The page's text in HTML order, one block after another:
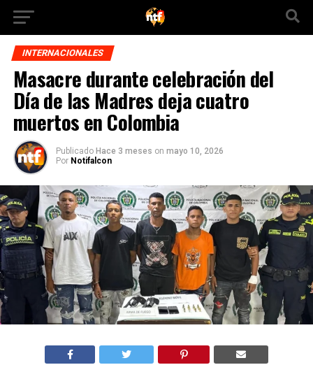
INTERNACIONALES
Masacre durante celebración del
Día de las Madres deja cuatro
muertos en Colombia
Publicado Hace 3 meses on mayo 10, 2026
Por Notifalcon